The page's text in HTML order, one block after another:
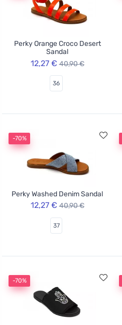
Perky Orange Croco Desert
Sandal
12,27 € 40,90 €
36
-70%
Perky Washed Denim Sandal
12,27 € 40,90 €
37
-70%